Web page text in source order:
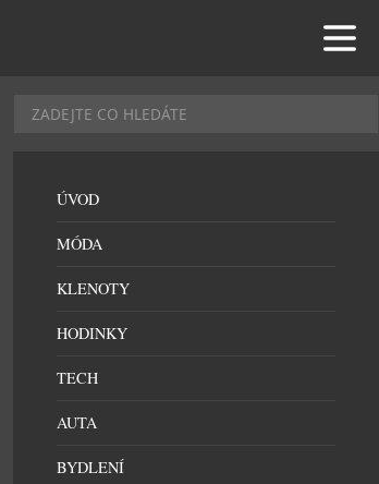
ÚVOD
MÓDA
KLENOTY
HODINKY
TECH
AUTA
BYDLENÍ